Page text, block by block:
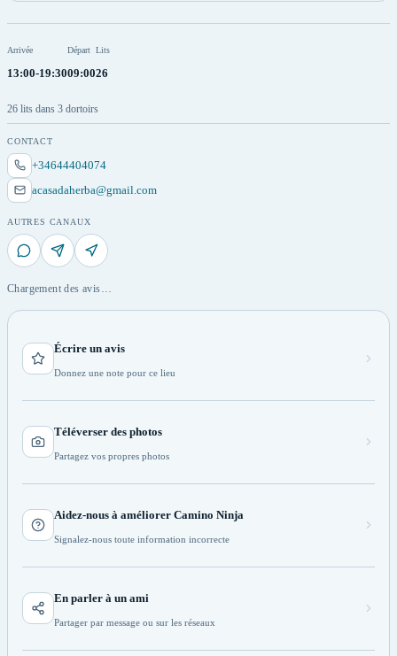
Arrivée
13:00-19:30
Départ
09:00
Lits
26
26 lits dans 3 dortoirs
CONTACT
+34644404074
acasadaherba@gmail.com
AUTRES CANAUX
Chargement des avis…
Écrire un avis
Donnez une note pour ce lieu
Téléverser des photos
Partagez vos propres photos
Aidez-nous à améliorer Camino Ninja
Signalez-nous toute information incorrecte
En parler à un ami
Partager par message ou sur les réseaux